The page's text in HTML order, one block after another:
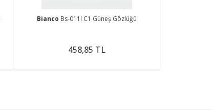
Bianco Bs-011l C1 Güneş Gözlüğü
458,85 TL